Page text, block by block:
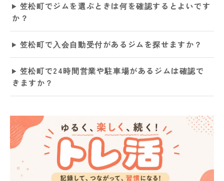
笠松町でジムを選ぶときは何を確認するとよいです
か？
笠松町で入会自動受付があるジムを探せますか？
笠松町で24時間営業や駐車場があるジムは確認で
きますか？